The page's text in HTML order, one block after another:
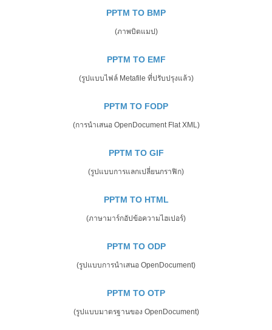
PPTM TO BMP
(ภาพบิตแมป)
PPTM TO EMF
(รูปแบบไฟล์ Metafile ที่ปรับปรุงแล้ว)
PPTM TO FODP
(การนำเสนอ OpenDocument Flat XML)
PPTM TO GIF
(รูปแบบการแลกเปลี่ยนกราฟิก)
PPTM TO HTML
(ภาษามาร์กอัปข้อความไฮเปอร์)
PPTM TO ODP
(รูปแบบการนำเสนอ OpenDocument)
PPTM TO OTP
(รูปแบบมาตรฐานของ OpenDocument)